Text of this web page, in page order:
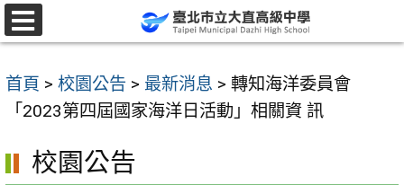
跳
至
要
區
首頁 > 校園公告 > 最新消息 > 轉知海洋委員會
「2023第四屆國家海洋日活動」相關資 訊
校園公告
選
單